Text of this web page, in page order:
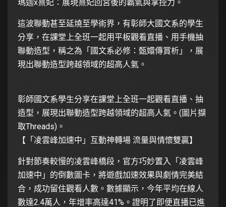
瑪迦x熹妃：展現熹妃回宮後的霸氣與掌控力。
這波聯動甚至延燒至學術界，有彰師大國文系的學生
分享，在課堂上全班一起用平板觀看直播、用手機抽
聯動造型，稱之為「國文系必修：甄嬛傳賞析」，展
現出聯動造型跨越領域的超高人氣。
彰師國文系學生分享在課堂上全班一起觀看直播、抽
造型，展現出聯動造型跨越領域的超高人氣。(圖片擷
取Threads)。
【「凌雲峰加速中」互動神轉場 流量與情懷雙贏】
針對節奏較慢的凌雲峰橋段，官方巧妙置入「凌雲峰
加速中」的倒數圖卡，將遊戲加速效果與劇情完美結
合，成功留住觀看人數。數據顯示，今年平均在線人
數達2.4萬人，年增率高達41%。證明了即便直播已進